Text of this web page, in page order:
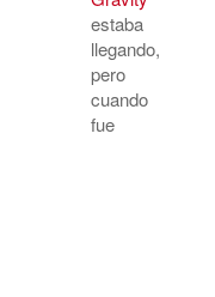
estaba
llegando,
pero
cuando
fue